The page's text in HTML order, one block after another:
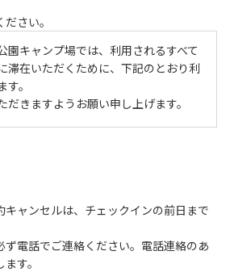
さい。
園キャンプ場では、利用されるすべて
滞在いただくために、下記のとおり利
。
きますようお願い申し上げます。
の利用はできません。高校生以上の方
目的広場を含む。）の使用は、事前に
、連泊の方を除き、正午からです。
につき1区画の予約をお願いします。
の手続きを行ってください。午後3
キャンセルは、チェックインの前日まで
ず電話でご連絡ください。電話連絡のあ
す。